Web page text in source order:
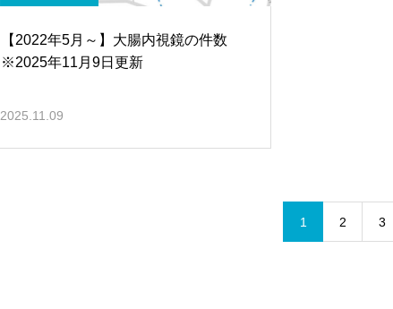
【2022年5月～】大腸内視鏡の件数
※2025年11月9日更新
2025.11.09
1 2 3